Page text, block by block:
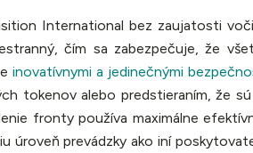
International bez zaujatosti
čím sa zabezpečuje, že
inovatívnymi a jedinečnými
tokenov alebo predstieraním, že
fronty používa maximálne
úroveň prevádzky ako iní